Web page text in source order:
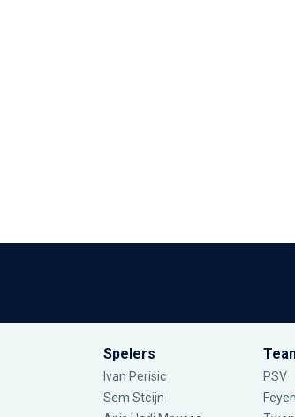
Spelers
Ivan Perisic
Sem Steijn
PSV